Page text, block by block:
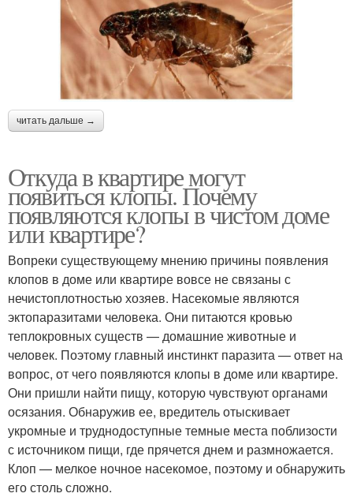
читать дальше →
Откуда в квартире могут
появиться клопы. Почему
появляются клопы в чистом доме
или квартире?
Вопреки существующему мнению причины появления
клопов в доме или квартире вовсе не связаны с
нечистоплотностью хозяев. Насекомые являются
эктопаразитами человека. Они питаются кровью
теплокровных существ — домашние животные и
человек. Поэтому главный инстинкт паразита — ответ на
вопрос, от чего появляются клопы в доме или квартире.
Они пришли найти пищу, которую чувствуют органами
осязания. Обнаружив ее, вредитель отыскивает
укромные и труднодоступные темные места поблизости
с источником пищи, где прячется днем и размножается.
Клоп — мелкое ночное насекомое, поэтому и обнаружить
его столь сложно.